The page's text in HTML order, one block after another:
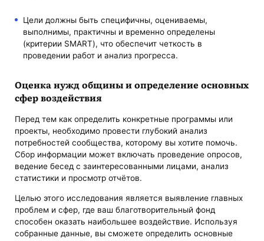
Цели должны быть специфичны, оцениваемы,
выполнимы, практичны и временно определены
(критерии SMART), что обеспечит четкость в
проведении работ и анализ прогресса.
Оценка нужд общины и определение основных
сфер воздействия
Перед тем как определить конкретные программы или
проекты, необходимо провести глубокий анализ
потребностей сообщества, которому вы хотите помочь.
Сбор информации может включать проведение опросов,
ведение бесед с заинтересованными лицами, анализ
статистики и просмотр отчётов.
Целью этого исследования является выявление главных
проблем и сфер, где ваш благотворительный фонд
способен оказать наибольшее воздействие. Используя
собранные данные, вы сможете определить основные